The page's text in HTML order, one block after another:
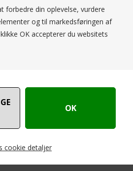
forbedre din oplevelse, vurdere
og til markedsføringen af
OK accepterer du websitets
cookie detaljer
sikrer både komfort og holdbarhed.
og elegante revers, tilbyder denne
der komplementerer enhver
knapper og diskrete lommer tilføjer
gå på kompromis med stilen.Perfekt til
chic kjole. Brug den på kontoret for et
dit aftenoutfit ekstra elegant til sociale
præg på din stil med denne
bare er et stykke tøj, men et statement,
og moderne design. Bestil din 'Humble
aldrig går af mode.